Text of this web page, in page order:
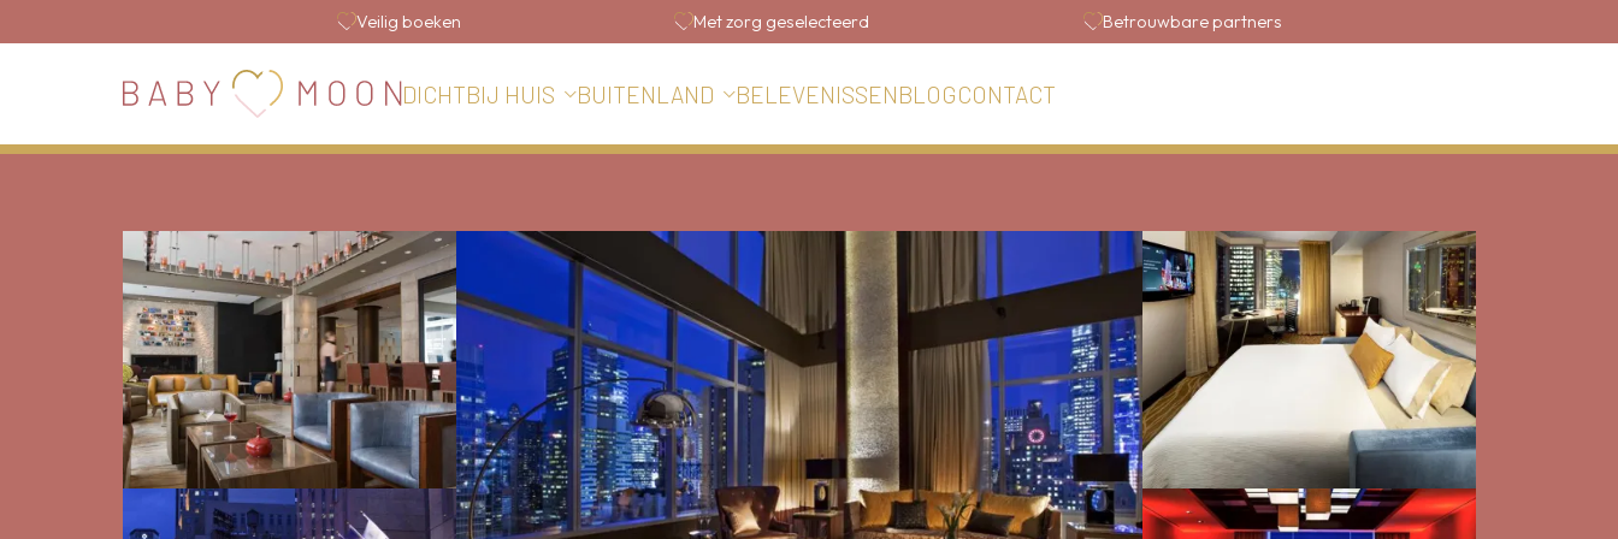
Veilig boeken Met zorg geselecteerd Betrouwbare partners
DICHTBIJ HUIS BUITENLAND BELEVENISSENBLOGCONTACT